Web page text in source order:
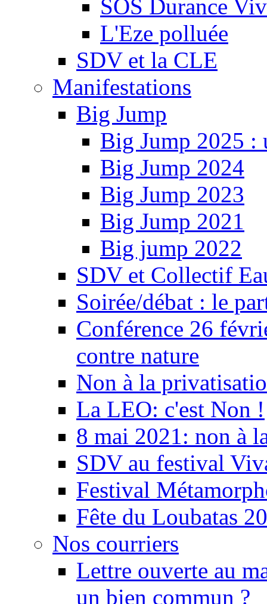
SOS Durance
L'Eze polluée
SDV et la CLE
Manifestations
Big Jump
Big Jump 2025 :
Big Jump 2024
Big Jump 2023
Big Jump 2021
Big jump 2022
SDV et Collectif
Soirée/débat : le
Conférence 26
contre nature
Non à la
La LEO: c'est Non !
8 mai 2021: non à
SDV au festival
Festival
Fête du Loubatas
Nos courriers
Lettre ouverte au
un bien commun ?